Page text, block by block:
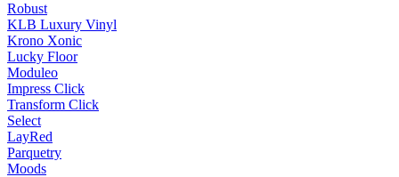
Robust
KLB Luxury Vinyl
Krono Xonic
Lucky Floor
Moduleo
Impress Click
Transform Click
Select
LayRed
Parquetry
Moods